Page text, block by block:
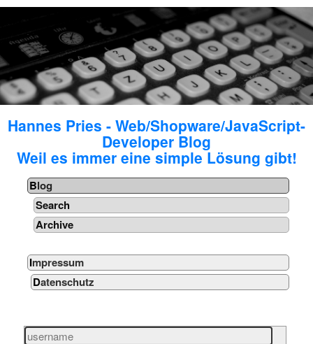
Hannes Pries - Web/Shopware/JavaScript-
Developer Blog
Weil es immer eine simple Lösung gibt!
Blog
Search
Archive
Impressum
Datenschutz